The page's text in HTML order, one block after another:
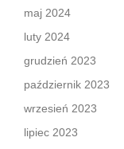
maj 2024
luty 2024
grudzień 2023
październik 2023
wrzesień 2023
lipiec 2023